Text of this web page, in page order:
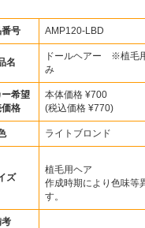
号 AMP120-LBD
名
ドールヘアー ※植毛
み
希望
格
本体価格 ¥700
(税込価格 ¥770)
ライトブロンド
ズ
植毛用ヘア
作成時期により色味等
す。